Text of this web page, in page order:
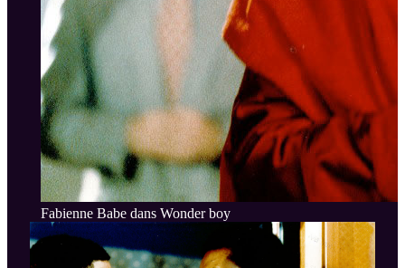
Fabienne Babe dans Wonder boy